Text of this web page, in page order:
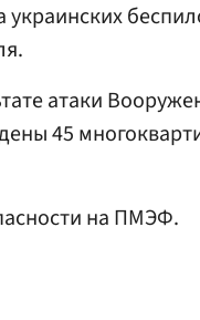
украинских
атаки
45
на ПМЭФ.